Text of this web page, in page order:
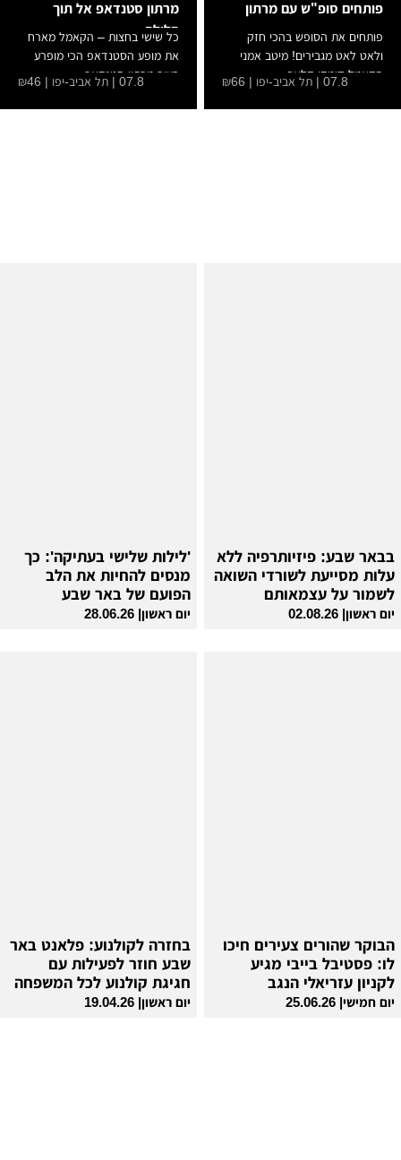
פותחים סופ"ש עם מרתון
פותחים את הסופש בהכי חזק
ולאט לאט מגבירים! מיטב אמני
הקאמל קומדי קלאב...
07.8 | תל אביב-יפו | ₪66
מרתון סטנדאפ אל תוך
הלילה
כל שישי בחצות – הקאמל מארח
את מופע הסטנדאפ הכי מופרע
בעיר מרתון סטנדאפ...
07.8 | תל אביב-יפו | ₪46
בבאר שבע: פיזיותרפיה ללא
עלות מסייעת לשורדי השואה
לשמור על עצמאותם
יום ראשון| 02.08.26
'לילות שלישי בעתיקה': כך
מנסים להחיות את הלב
הפועם של באר שבע
יום ראשון| 28.06.26
הבוקר שהורים צעירים חיכו
לו: פסטיבל בייבי מגיע
לקניון עזריאלי הנגב
יום חמישי| 25.06.26
בחזרה לקולנוע: פלאנט באר
שבע חוזר לפעילות עם
חגיגת קולנוע לכל המשפחה
יום ראשון| 19.04.26